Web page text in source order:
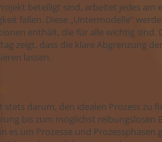
beteiligt sind, arbeitet jedes
fallen. Diese „Untermodelle“
enthält, die für alle wichtig sind.
zeigt, dass die klare Abgrenzung
lassen.
stets darum, den idealen Prozess
bis zum möglichst reibungslosen
es um Prozesse und